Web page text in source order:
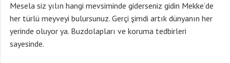
Mesela siz yılın hangi mevsiminde giderseniz gidin Mekke’de
her türlü meyveyi bulursunuz. Gerçi şimdi artık dünyanın her
yerinde oluyor ya. Buzdolapları ve koruma tedbirleri
sayesinde.